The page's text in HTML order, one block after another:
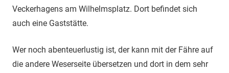
Veckerhagens am Wilhelmsplatz. Dort befindet sich
auch eine Gaststätte.
Wer noch abenteuerlustig ist, der kann mit der Fähre auf
die andere Weserseite übersetzen und dort in dem sehr